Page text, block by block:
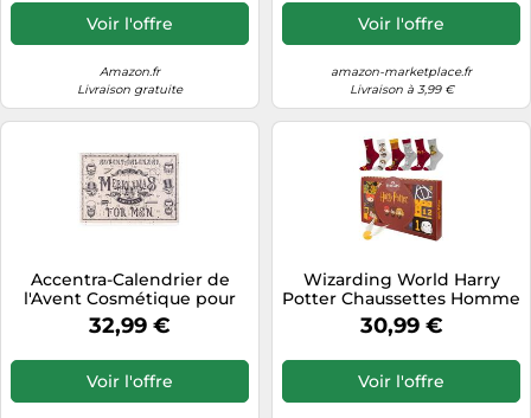
homme, calendrier de
l'Avent à outils 2023
Voir l'offre
Amazon.fr
Livraison gratuite
Voir l'offre
amazon-marketplace.fr
Livraison à 3,99 €
Accentra-Calendrier de
l'Avent Cosmétique pour
hommes avec 24 produits
de soin Beauté pour
hommes -Calendrier de
Noël Soins avec lotion
corporelle après-
32,99 €
Voir l'offre
Wizarding World Harry
Potter Chaussettes Homme
& Femme - Cadeau Drôle
35-45
30,99 €
Voir l'offre